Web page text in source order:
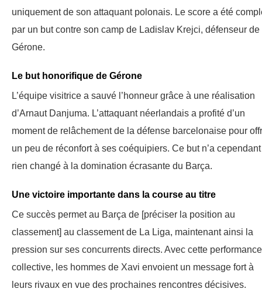
uniquement de son attaquant polonais. Le score a été
par un but contre son camp de Ladislav Krejci, défenseur de
Gérone.
Le but honorifique de Gérone
L’équipe visitrice a sauvé l’honneur grâce à une réalisation
d’Arnaut Danjuma. L’attaquant néerlandais a profité d’un
moment de relâchement de la défense barcelonaise pour
un peu de réconfort à ses coéquipiers. Ce but n’a cependant
rien changé à la domination écrasante du Barça.
Une victoire importante dans la course au titre
Ce succès permet au Barça de [préciser la position au
classement] au classement de La Liga, maintenant ainsi la
pression sur ses concurrents directs. Avec cette performance
collective, les hommes de Xavi envoient un message fort à
leurs rivaux en vue des prochaines rencontres décisives.